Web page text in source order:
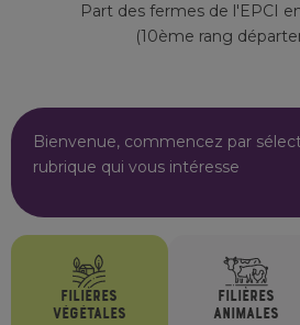
Part des fermes de l'EPCI
(10ème rang
Bienvenue, commencez par
rubrique qui vous intéresse
FILIÈRES
VÉGÉTALES
FILIÈRES
ANIMALES